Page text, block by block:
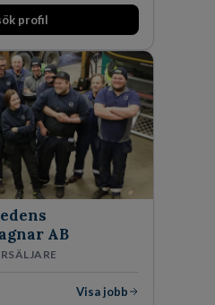
har gett oss en
Våra klienter väljer
profil
AB
Visa jobb